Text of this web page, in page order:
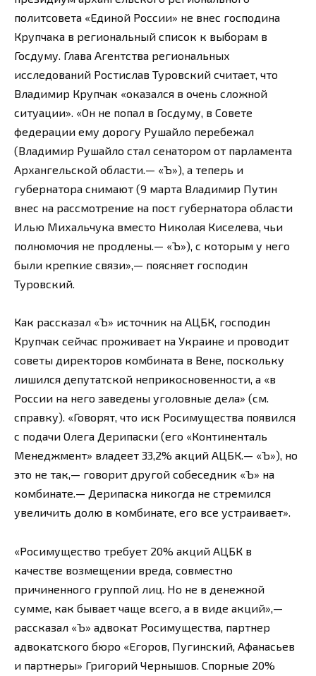
политсовета «Единой России» не внес господина
Крупчака в региональный список к выборам в
Госдуму. Глава Агентства региональных
исследований Ростислав Туровский считает, что
Владимир Крупчак «оказался в очень сложной
ситуации». «Он не попал в Госдуму, в Совете
федерации ему дорогу Рушайло перебежал
(Владимир Рушайло стал сенатором от парламента
Архангельской области.— «Ъ»), а теперь и
губернатора снимают (9 марта Владимир Путин
внес на рассмотрение на пост губернатора области
Илью Михальчука вместо Николая Киселева, чьи
полномочия не продлены.— «Ъ»), с которым у него
были крепкие связи»,— поясняет господин
Туровский.
Как рассказал «Ъ» источник на АЦБК, господин
Крупчак сейчас проживает на Украине и проводит
советы директоров комбината в Вене, поскольку
лишился депутатской неприкосновенности, а «в
России на него заведены уголовные дела» (см.
справку). «Говорят, что иск Росимущества появился
с подачи Олега Дерипаски (его «Континенталь
Менеджмент» владеет 33,2% акций АЦБК.— «Ъ»), но
это не так,— говорит другой собеседник «Ъ» на
комбинате.— Дерипаска никогда не стремился
увеличить долю в комбинате, его все устраивает».
«Росимущество требует 20% акций АЦБК в
качестве возмещении вреда, совместно
причиненного группой лиц. Но не в денежной
сумме, как бывает чаще всего, а в виде акций»,—
рассказал «Ъ» адвокат Росимущества, партнер
адвокатского бюро «Егоров, Пугинский, Афанасьев
и партнеры» Григорий Чернышов. Спорные 20%